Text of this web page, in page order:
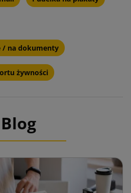
/ na dokumenty
żywności
Blog